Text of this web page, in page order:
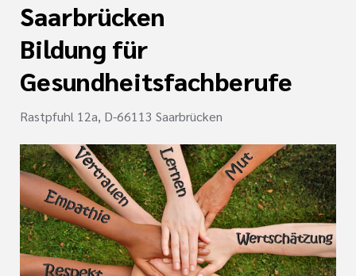
Saarbrücken
Bildung für
Gesundheitsfachberufe
Rastpfuhl 12a, D-66113 Saarbrücken